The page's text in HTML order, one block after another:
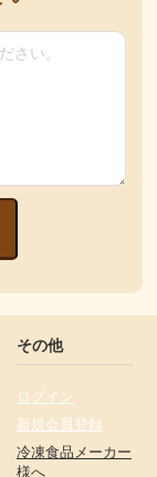
その他
ログイン
新規会員登録
冷凍食品メーカー
様へ